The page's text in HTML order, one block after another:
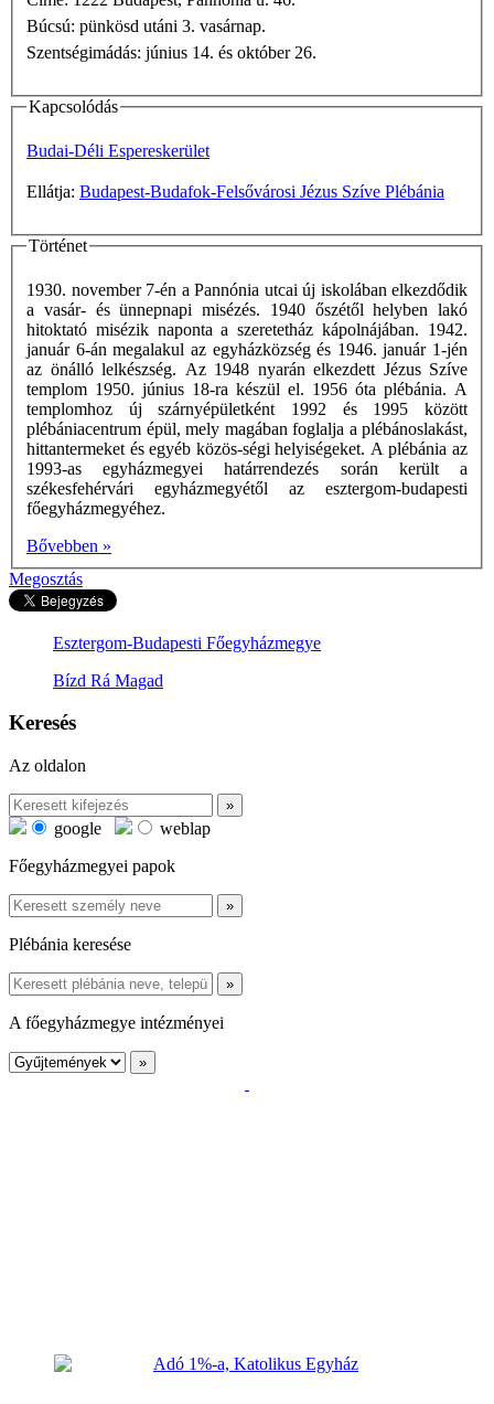
Búcsú: pünkösd utáni 3. vasárnap.
Szentségimádás: június 14. és október 26.
Kapcsolódás
Budai-Déli Espereskerület
Ellátja: Budapest-Budafok-Felsővárosi Jézus Szíve Plébánia
Történet
1930. november 7-én a Pannónia utcai új iskolában elkezdődik
a vasár- és ünnepnapi misézés. 1940 őszétől helyben lakó
hitoktató misézik naponta a szeretetház kápolnájában. 1942.
január 6-án megalakul az egyházközség és 1946. január 1-jén
az önálló lelkészség. Az 1948 nyarán elkezdett Jézus Szíve
templom 1950. június 18-ra készül el. 1956 óta plébánia. A
templomhoz új szárnyépületként 1992 és 1995 között
plébániacentrum épül, mely magában foglalja a plébánoslakást,
hittantermeket és egyéb közös-ségi helyiségeket. A plébánia az
1993-as egyházmegyei határrendezés során került a
székesfehérvári egyházmegyétől az esztergom-budapesti
főegyházmegyéhez.
Bővebben »
Megosztás
Esztergom-Budapesti Főegyházmegye
Bízd Rá Magad
Keresés
Az oldalon
google
weblap
Főegyházmegyei papok
Plébánia keresése
A főegyházmegye intézményei